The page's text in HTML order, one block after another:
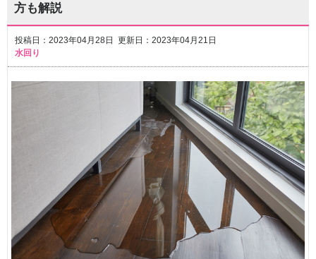
方も解説
投稿日：2023年04月28日 更新日：2023年04月21日
水回り